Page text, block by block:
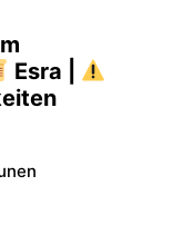
Esra |